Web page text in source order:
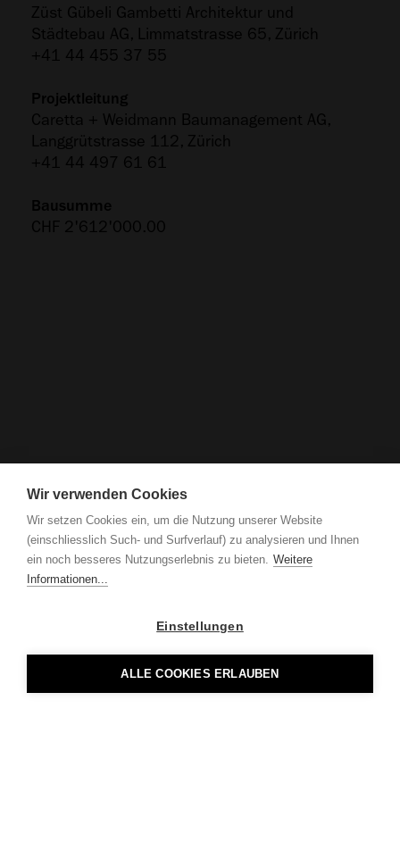
Züst Gübeli Gambetti Architektur und
Städtebau AG, Limmatstrasse 65, Zürich
+41 44 455 37 55
Projektleitung
Caretta + Weidmann Baumanagement AG,
Langgrütstrasse 112, Zürich
+41 44 497 61 61
Bausumme
CHF 2'612'000.00
Wir verwenden Cookies
Wir setzen Cookies ein, um die Nutzung unserer Website
(einschliesslich Such- und Surfverlauf) zu analysieren und Ihnen
ein noch besseres Nutzungserlebnis zu bieten. Weitere
Informationen...
Einstellungen
ALLE COOKIES ERLAUBEN